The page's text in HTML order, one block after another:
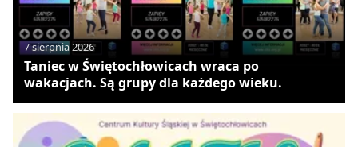
7 sierpnia 2026
Taniec w Świętochłowicach wraca po
wakacjach. Są grupy dla każdego wieku.